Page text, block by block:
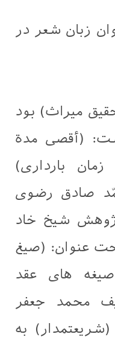
زبان شعر در
میراث) بود
(أقصى مدة
بارداری)
صادق رضوی
شيخ خاد
عنوان: (صيغ
صیغه های عقد
محمد جعفر
به